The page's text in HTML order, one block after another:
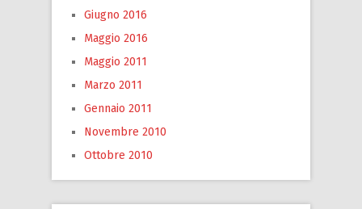
Giugno 2016
Maggio 2016
Maggio 2011
Marzo 2011
Gennaio 2011
Novembre 2010
Ottobre 2010